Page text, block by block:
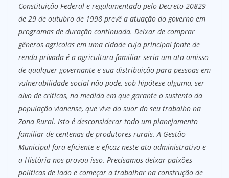
Constituição Federal e regulamentado pelo Decreto 20829
de 29 de outubro de 1998 prevê a atuação do governo em
programas de duração continuada. Deixar de comprar
gêneros agrícolas em uma cidade cuja principal fonte de
renda privada é a agricultura familiar seria um ato omisso
de qualquer governante e sua distribuição para pessoas em
vulnerabilidade social não pode, sob hipótese alguma, ser
alvo de críticas, na medida em que garante o sustento da
população vianense, que vive do suor do seu trabalho na
Zona Rural. Isto é desconsiderar todo um planejamento
familiar de centenas de produtores rurais. A Gestão
Municipal fora eficiente e eficaz neste ato administrativo e
a História nos provou isso. Precisamos deixar paixões
políticas de lado e começar a trabalhar na construção de